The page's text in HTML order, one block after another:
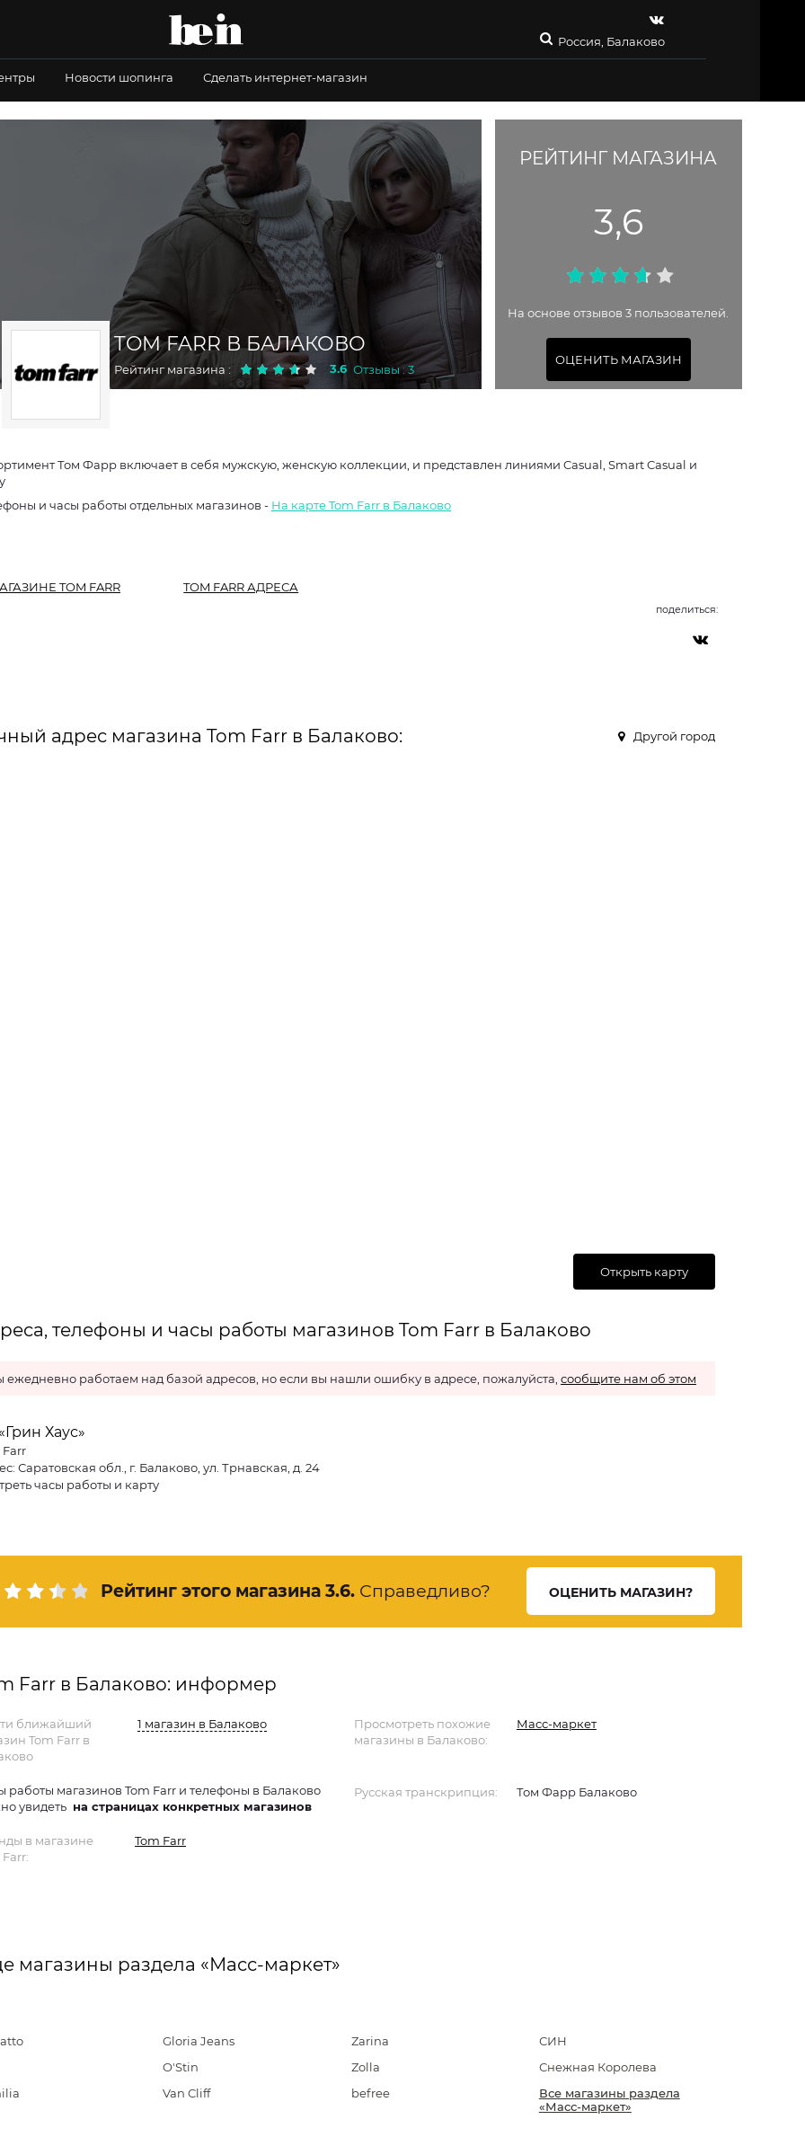
Россия, Балаково
Новости шопинга Сделать интернет-магазин
TOM FARR В БАЛАКОВО
Рейтинг магазина : 3.6 Отзывы : 3
РЕЙТИНГ МАГАЗИНА
3,6
На основе отзывов 3 пользователей.
ОЦЕНИТЬ МАГАЗИН
Том Фарр включает в себя мужскую, женскую коллекции, и представлен линиями Casual, Smart Casual и
и часы работы отдельных магазинов - На карте Tom Farr в Балаково
TOM FARR TOM FARR АДРЕСА
поделиться:
адрес магазина Tom Farr в Балаково: Другой город
Открыть карту
телефоны и часы работы магазинов Tom Farr в Балаково
ежедневно работаем над базой адресов, но если вы нашли ошибку в адресе, пожалуйста, сообщите нам об этом
Хаус»
Farr
Саратовская обл., г. Балаково, ул. Трнавская, д. 24
часы работы и карту
Рейтинг этого магазина 3.6. Справедливо? ОЦЕНИТЬ МАГАЗИН?
Farr в Балаково: информер
ближайший
Tom Farr в
1 магазин в Балаково
работы магазинов Tom Farr и телефоны в Балаково
увидеть на страницах конкретных магазинов
Просмотреть похожие
магазины в Балаково:
Масс-маркет
Русская транскрипция: Том Фарр Балаково
в магазине
Tom Farr
магазины раздела «Масс-маркет»
Gloria Jeans
O'Stin
Van Cliff
Zarina
Zolla
befree
СИН
Снежная Королева
Все магазины раздела
«Масс-маркет»